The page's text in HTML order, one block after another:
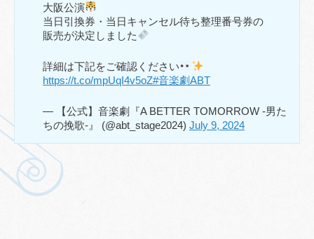
大阪公演
当日引換券・当日キャンセル待ち整理番号券の
販売が決定しました
詳細は下記をご確認ください
https://t.co/mpUqI4v5oZ#音楽劇ABT
— 【公式】音楽劇『A BETTER TOMORROW -男た
ちの挽歌-』 (@abt_stage2024) July 9, 2024